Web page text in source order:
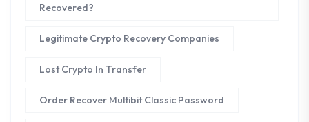
Recovered?
Legitimate Crypto Recovery Companies
Lost Crypto In Transfer
Order Recover Multibit Classic Password